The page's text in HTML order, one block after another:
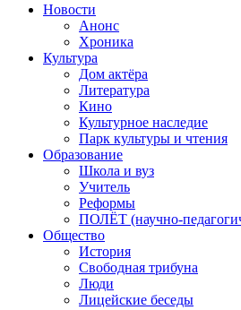
Новости
Анонс
Хроника
Культура
Дом актёра
Литература
Кино
Культурное наследие
Парк культуры и чтения
Образование
Школа и вуз
Учитель
Реформы
ПОЛЁТ (научно-
Общество
История
Свободная трибуна
Люди
Лицейские беседы